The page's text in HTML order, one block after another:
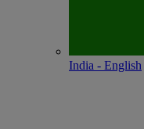
India - English